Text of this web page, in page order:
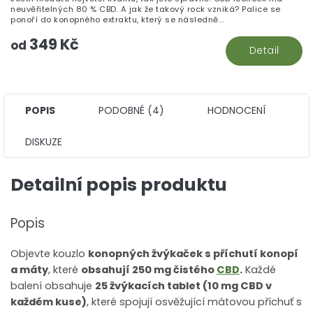
od 349 Kč Detail
neuvěřitelných 80 % CBD. A jak že takový rock vzniká? Palice se
ponoří do konopného extraktu, který se následně...
POPIS PODOBNÉ (4) HODNOCENÍ
DISKUZE
Detailní popis produktu
Popis
Objevte kouzlo konopných žvýkaček s příchutí konopí
a máty, které obsahují 250 mg čistého CBD. Každé
balení obsahuje 25 žvýkacích tablet (10 mg CBD v
každém kuse), které spojují osvěžující mátovou příchuť s